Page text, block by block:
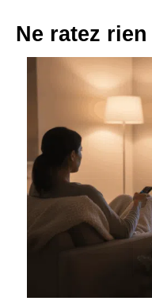
Ne ratez